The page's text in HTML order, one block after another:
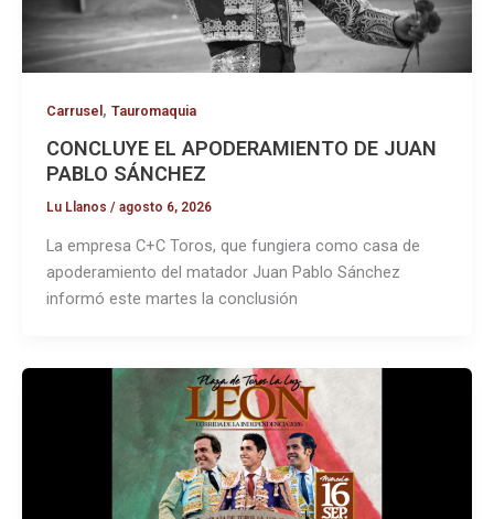
Carrusel, Tauromaquia
CONCLUYE EL APODERAMIENTO DE JUAN
PABLO SÁNCHEZ
Lu Llanos / agosto 6, 2026
La empresa C+C Toros, que fungiera como casa de
apoderamiento del matador Juan Pablo Sánchez
informó este martes la conclusión